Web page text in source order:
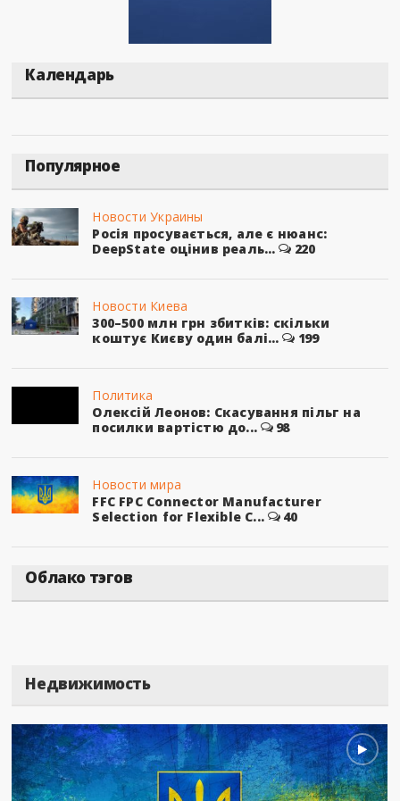
Календарь
Популярное
Новости Украины
Росія просувається, але є нюанс:
DeepState оцінив реаль...
220
Новости Киева
300–500 млн грн збитків: скільки
коштує Києву один балі...
199
Политика
Олексій Леонов: Скасування пільг на
посилки вартістю до...
98
Новости мира
FFC FPC Connector Manufacturer
Selection for Flexible C...
40
Облако тэгов
Недвижимость